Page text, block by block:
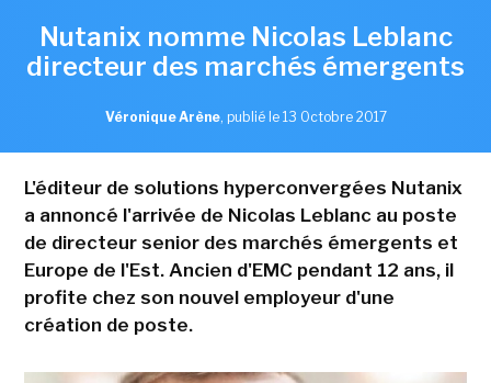
Nutanix nomme Nicolas Leblanc
directeur des marchés émergents
Véronique Arène, publié le 13 Octobre 2017
L'éditeur de solutions hyperconvergées Nutanix
a annoncé l'arrivée de Nicolas Leblanc au poste
de directeur senior des marchés émergents et
Europe de l'Est. Ancien d'EMC pendant 12 ans, il
profite chez son nouvel employeur d'une
création de poste.